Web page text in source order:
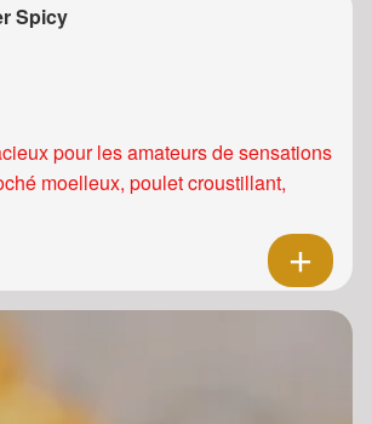
Spicy
pour les amateurs de sensations
moelleux, poulet croustillant,